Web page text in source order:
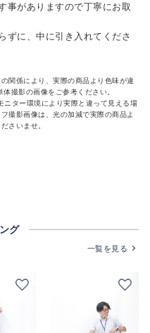
事がありますので丁寧にお取
ずに、中に引き入れてくださ
関係により、実際の商品より色味が違
撮影の画像をご参考ください。
ター環境により実際と違って見える場
撮影画像は、光の加減で実際の商品よ
さいませ。
グ
一覧を見る